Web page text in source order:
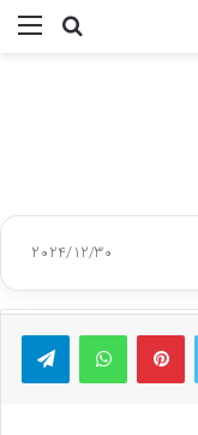
جستجو
2024/12/30
توییتر پینتریستواتس آپ